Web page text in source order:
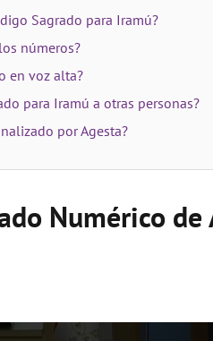
Sagrado para Iramú?
números?
en voz alta?
para Iramú a otras personas?
por Agesta?
Numérico de